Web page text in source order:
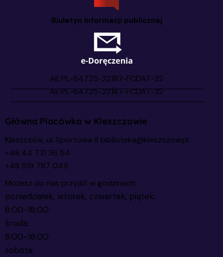
Biuletyn informacji publicznej
Główna Placówka w Kleszczowie
Kleszczów, ul. Sportowa 8 biblioteka@kleszczow.pl
+48 44 731 36 54
+48 519 787 049
Możesz do nas przyjść w godzinach:
poniedziałek, wtorek, czwartek, piątek:
8:00-18:00
środa:
8:00-16:00
sobota: